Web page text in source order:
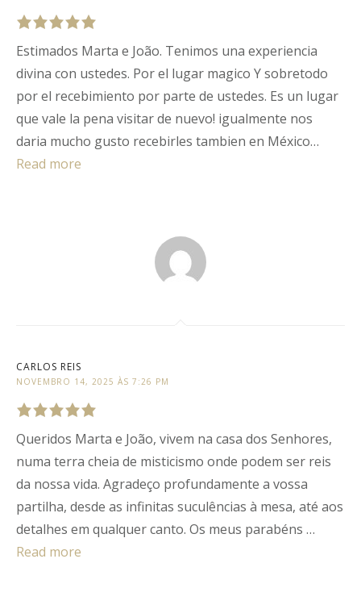
Rated5out
of5.
Estimados Marta e João. Tenimos una experiencia
divina con ustedes. Por el lugar magico Y sobretodo
por el recebimiento por parte de ustedes. Es un lugar
que vale la pena visitar de nuevo! igualmente nos
daria mucho gusto recebirles tambien en México…
Read more
CARLOS REIS
NOVEMBRO 14, 2025 ÀS 7:26 PM
Rated5out
of5.
Queridos Marta e João, vivem na casa dos Senhores,
numa terra cheia de misticismo onde podem ser reis
da nossa vida. Agradeço profundamente a vossa
partilha, desde as infinitas suculências à mesa, até aos
detalhes em qualquer canto. Os meus parabéns …
Read more